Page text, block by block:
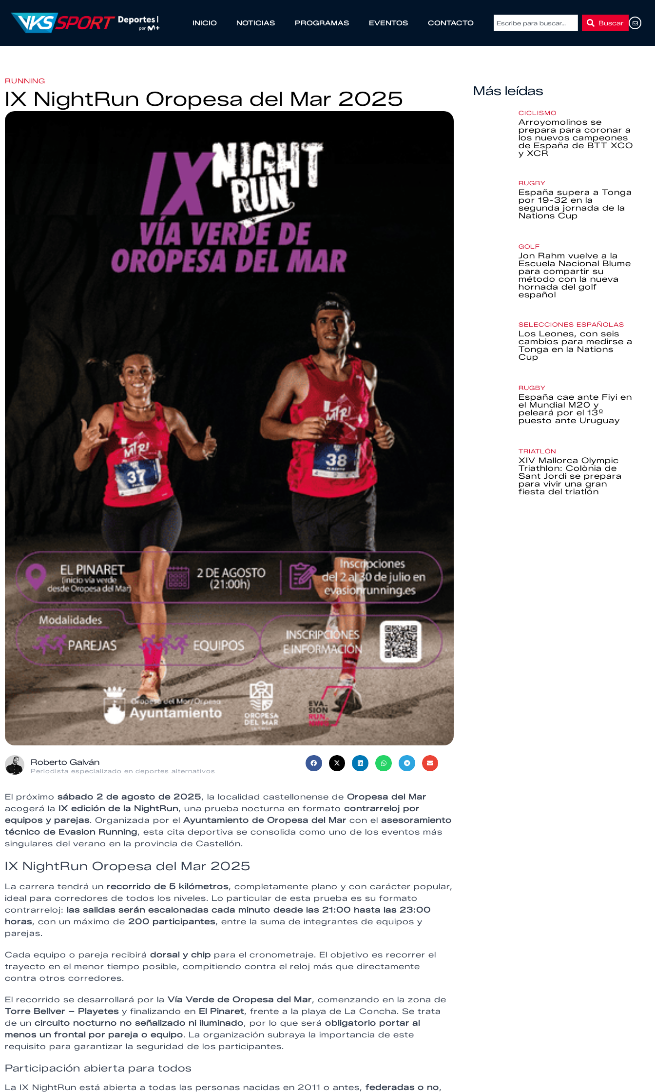
INICIO NOTICIAS PROGRAMAS EVENTOS CONTACTO Buscar
RUNNING
IX NightRun Oropesa del Mar 2025
Roberto Galván
Periodista especializado en deportes alternativos
El próximo sábado 2 de agosto de 2025, la localidad castellonense de Oropesa del Mar
acogerá la IX edición de la NightRun, una prueba nocturna en formato contrarreloj por
equipos y parejas. Organizada por el Ayuntamiento de Oropesa del Mar con el asesoramiento
técnico de Evasion Running, esta cita deportiva se consolida como uno de los eventos más
singulares del verano en la provincia de Castellón.
IX NightRun Oropesa del Mar 2025
La carrera tendrá un recorrido de 5 kilómetros, completamente plano y con carácter popular,
ideal para corredores de todos los niveles. Lo particular de esta prueba es su formato
contrarreloj: las salidas serán escalonadas cada minuto desde las 21:00 hasta las 23:00
horas, con un máximo de 200 participantes, entre la suma de integrantes de equipos y
parejas.
Cada equipo o pareja recibirá dorsal y chip para el cronometraje. El objetivo es recorrer el
trayecto en el menor tiempo posible, compitiendo contra el reloj más que directamente
contra otros corredores.
El recorrido se desarrollará por la Vía Verde de Oropesa del Mar, comenzando en la zona de
Torre Bellver – Playetes y finalizando en El Pinaret, frente a la playa de La Concha. Se trata
de un circuito nocturno no señalizado ni iluminado, por lo que será obligatorio portar al
menos un frontal por pareja o equipo. La organización subraya la importancia de este
requisito para garantizar la seguridad de los participantes.
Participación abierta para todos
La IX NightRun está abierta a todas las personas nacidas en 2011 o antes, federadas o no,
Más leídas
CICLISMO
Arroyomolinos se
prepara para coronar a
los nuevos campeones
de España de BTT XCO
y XCR
RUGBY
España supera a Tonga
por 19-32 en la
segunda jornada de la
Nations Cup
GOLF
Jon Rahm vuelve a la
Escuela Nacional Blume
para compartir su
método con la nueva
hornada del golf
español
SELECCIONES ESPAÑOLAS
Los Leones, con seis
cambios para medirse a
Tonga en la Nations
Cup
RUGBY
España cae ante Fiyi en
el Mundial M20 y
peleará por el 13º
puesto ante Uruguay
TRIATLÓN
XIV Mallorca Olympic
Triathlon: Colònia de
Sant Jordi se prepara
para vivir una gran
fiesta del triatlón